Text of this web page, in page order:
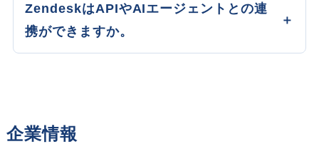
ZendeskはAPIやAIエージェントとの連
携ができますか。
企業情報